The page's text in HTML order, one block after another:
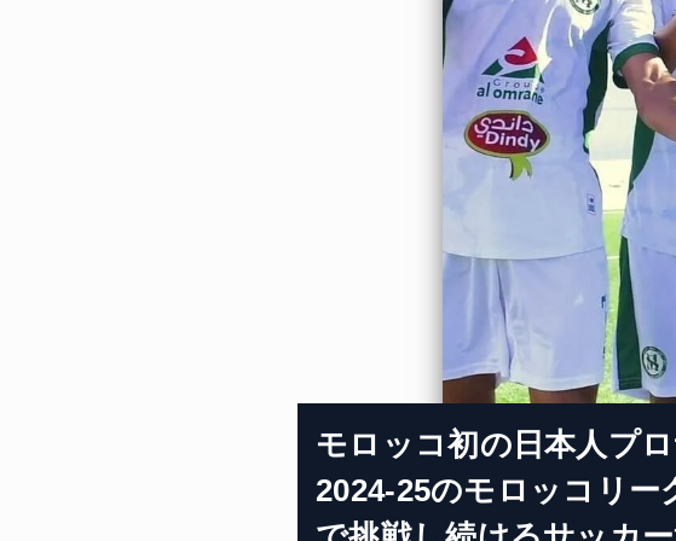
モロッコ初の日本人プ
2024-25のモロッコリー